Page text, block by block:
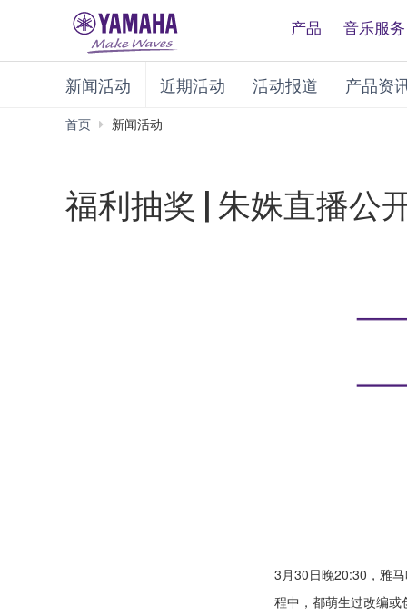
产品 音乐服务
新闻活动 近期活动 活动报道 产品资
首页 新闻活动
福利抽奖 | 朱姝直播公
3月30日晚20:30，雅
程中，都萌生过改编